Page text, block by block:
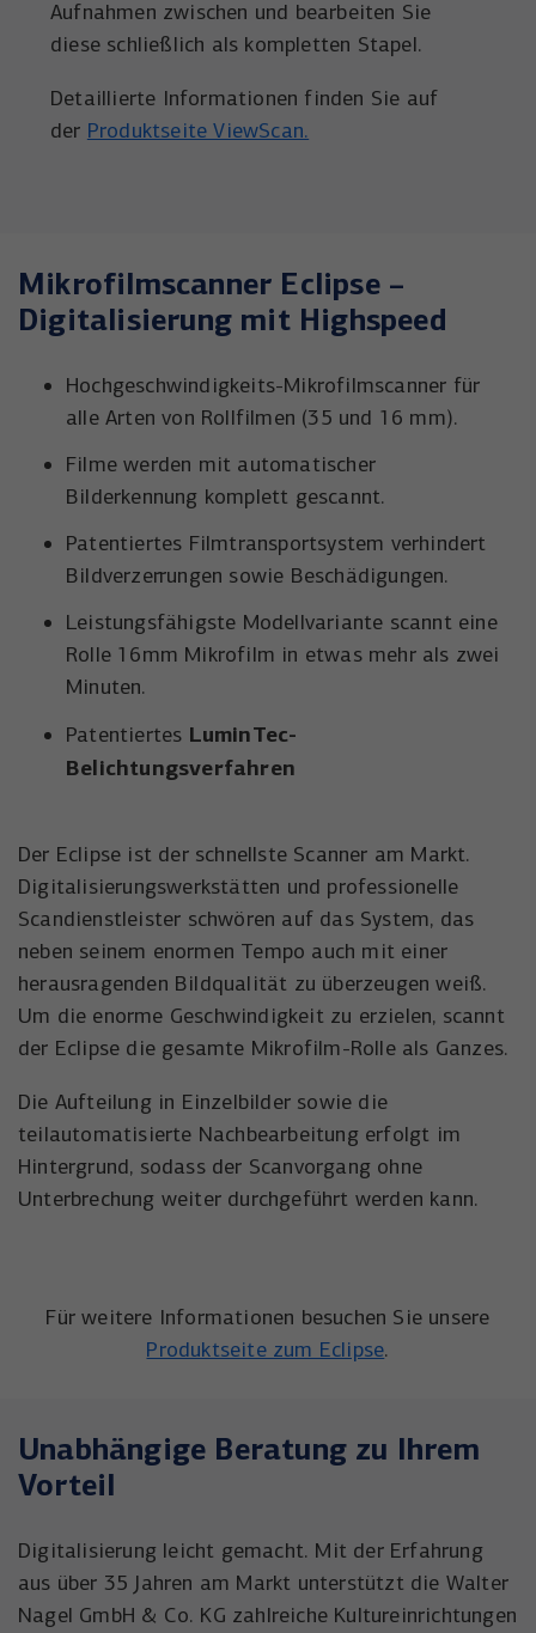
Aufnahmen zwischen und bearbeiten Sie
diese schließlich als kompletten Stapel.
Detaillierte Informationen finden Sie auf
der Produktseite ViewScan.
Mikrofilmscanner Eclipse –
Digitalisierung mit Highspeed
Hochgeschwindigkeits-Mikrofilmscanner für
alle Arten von Rollfilmen (35 und 16 mm).
Filme werden mit automatischer
Bilderkennung komplett gescannt.
Patentiertes Filmtransportsystem verhindert
Bildverzerrungen sowie Beschädigungen.
Leistungsfähigste Modellvariante scannt eine
Rolle 16mm Mikrofilm in etwas mehr als zwei
Minuten.
Patentiertes LuminTec-
Belichtungsverfahren
Der Eclipse ist der schnellste Scanner am Markt.
Digitalisierungswerkstätten und professionelle
Scandienstleister schwören auf das System, das
neben seinem enormen Tempo auch mit einer
herausragenden Bildqualität zu überzeugen weiß.
Um die enorme Geschwindigkeit zu erzielen, scannt
der Eclipse die gesamte Mikrofilm-Rolle als Ganzes.
Die Aufteilung in Einzelbilder sowie die
teilautomatisierte Nachbearbeitung erfolgt im
Hintergrund, sodass der Scanvorgang ohne
Unterbrechung weiter durchgeführt werden kann.
Für weitere Informationen besuchen Sie unsere
Produktseite zum Eclipse.
Unabhängige Beratung zu Ihrem
Vorteil
Digitalisierung leicht gemacht. Mit der Erfahrung
aus über 35 Jahren am Markt unterstützt die Walter
Nagel GmbH & Co. KG zahlreiche Kultureinrichtungen